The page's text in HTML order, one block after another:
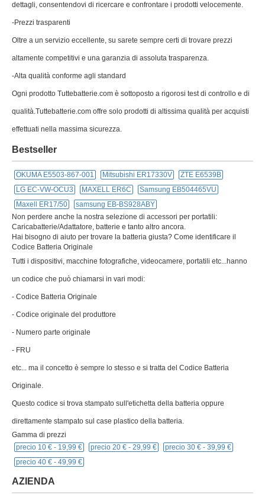
dettagli, consentendovi di ricercare e confrontare i prodotti velocemente.
-Prezzi trasparenti
Oltre a un servizio eccellente, su sarete sempre certi di trovare prezzi
altamente competitivi e una garanzia di assoluta trasparenza.
-Alta qualità conforme agli standard
Ogni prodotto Tuttebatterie.com è sottoposto a rigorosi test di controllo e di
qualità.Tuttebatterie.com offre solo prodotti di altissima qualità per acquisti
effettuati nella massima sicurezza.
Bestseller
OKUMA E5503-867-001 Mitsubishi ER17330V
ZTE E6539B
LG EC-VW-OCU3
MAXELL ER6C
Samsung EB504465VU
Maxell ER17/50
samsung EB-BS928ABY
Non perdere anche la nostra selezione di accessori per portatili:
Caricabatterie/Adattatore, batterie e tanto altro ancora.
Hai bisogno di aiuto per trovare la batteria giusta? Come identificare il
Codice Batteria Originale
Tutti i dispositivi, macchine fotografiche, videocamere, portatili etc...hanno
un codice che può chiamarsi in vari modi:
- Codice Batteria Originale
- Codice originale del produttore
- Numero parte originale
- FRU
etc... ma il concetto è sempre lo stesso e si tratta del Codice Batteria
Originale.
Questo codice si trova stampato sull'etichetta della batteria oppure
direttamente stampato sul case plastico della batteria.
Gamma di prezzi
precio 10 € - 19,99 € precio 20 € - 29,99 € precio 30 € - 39,99 €
precio 40 € - 49,99 €
AZIENDA